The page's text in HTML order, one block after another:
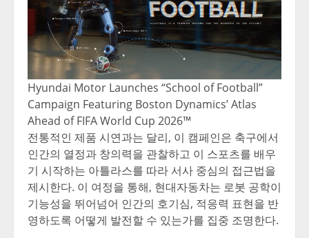
Hyundai Motor Launches “School of Football”
Campaign Featuring Boston Dynamics’ Atlas
Ahead of FIFA World Cup 2026™
전통적인 제품 시연과는 달리, 이 캠페인은 축구에서
인간의 열정과 창의력을 관찰하고 이 스포츠를 배우
기 시작하는 아틀라스를 따라 서사 중심의 접근법을
제시한다. 이 여정을 통해, 현대자동차는 로봇 공학이
기능성을 뛰어넘어 인간의 호기심, 적응력 표현을 반
영하도록 어떻게 발전할 수 있는가를 집중 조명한다.